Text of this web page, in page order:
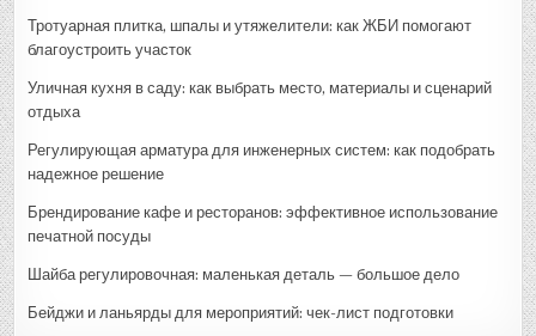
Тротуарная плитка, шпалы и утяжелители: как ЖБИ помогают
благоустроить участок
Уличная кухня в саду: как выбрать место, материалы и сценарий
отдыха
Регулирующая арматура для инженерных систем: как подобрать
надежное решение
Брендирование кафе и ресторанов: эффективное использование
печатной посуды
Шайба регулировочная: маленькая деталь — большое дело
Бейджи и ланьярды для мероприятий: чек-лист подготовки